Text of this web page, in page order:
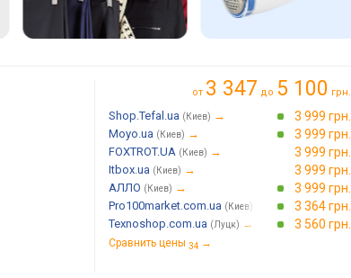
от 3 347 до 5 100 грн.
Shop.Tefal.ua (Киев) → 3 999 грн.
Moyo.ua (Киев) → 3 999 грн.
FOXTROT.UA (Киев) → 3 999 грн.
Itbox.ua (Киев) → 3 999 грн.
АЛЛО (Киев) → 3 999 грн.
Pro100market.com.ua (Киев) 3 364 грн.
Texnoshop.com.ua (Луцк) → 3 560 грн.
Сравнить цены 34 →